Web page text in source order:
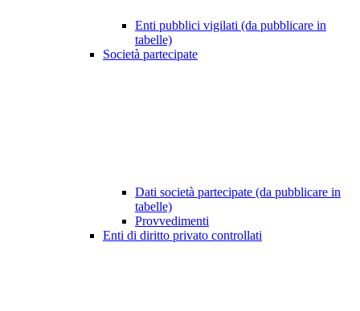
Enti pubblici vigilati (da pubblicare in
tabelle)
Società partecipate
Dati società partecipate (da pubblicare in
tabelle)
Provvedimenti
Enti di diritto privato controllati